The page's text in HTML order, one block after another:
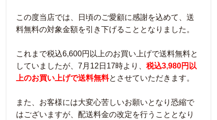
この度当店では、日頃のご愛顧に感謝を込めて、送
料無料の対象金額を引き下げることとなりました。
これまで税込6,600円以上のお買い上げで送料無料と
していましたが、7月12日17時より、 税込3,980円以
上のお買い上げで送料無料とさせていただきます。
また、お客様には大変心苦しいお願いとなり恐縮で
はございますが、配送料金の改定を行うこととなり